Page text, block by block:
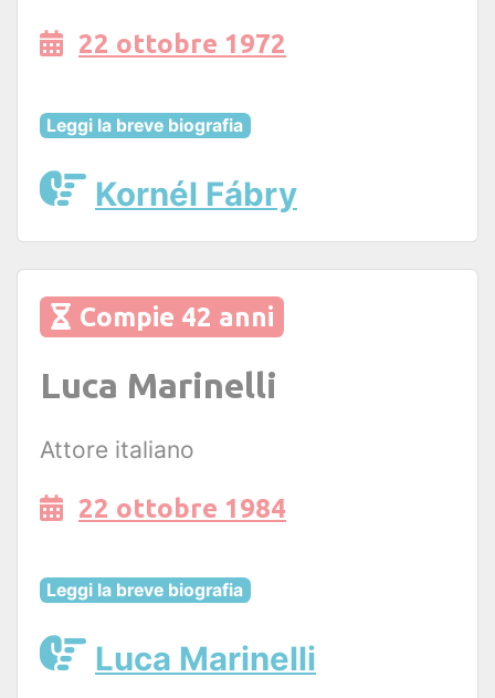
22 ottobre 1972
Leggi la breve biografia
Kornél Fábry
Compie 42 anni
Luca Marinelli
Attore italiano
22 ottobre 1984
Leggi la breve biografia
Luca Marinelli